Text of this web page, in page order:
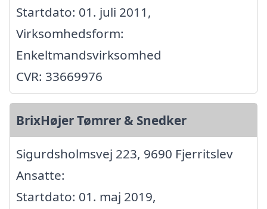
Startdato: 01. juli 2011,
Virksomhedsform:
Enkeltmandsvirksomhed
CVR: 33669976
BrixHøjer Tømrer & Snedker
Sigurdsholmsvej 223, 9690 Fjerritslev
Ansatte:
Startdato: 01. maj 2019,